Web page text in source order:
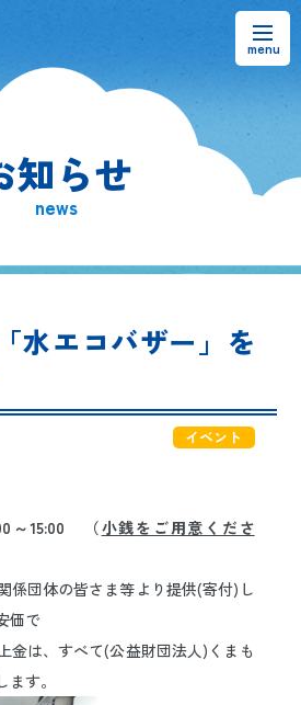
市水の科学館とは
ーニングフィールド
お問い合わせ
知らせ
news
水エコバザー」を
イベント
～15:00 （小銭をご用意くださ
係団体の皆さま等より提供(寄付)し
価で
金は、すべて(公益財団法人)くまも
す。